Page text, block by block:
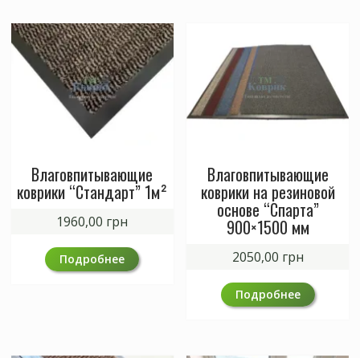
Влаговпитывающие
коврики “Стандарт” 1м²
1960,00 грн
Подробнее
Влаговпитывающие
коврики на резиновой
основе “Спарта”
900×1500 мм
2050,00 грн
Подробнее